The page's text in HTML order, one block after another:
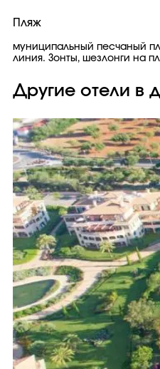
Пляж
муниципальный песчаный
линия. Зонты, шезлонги на
Другие отели в